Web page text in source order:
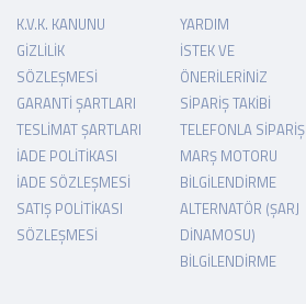
K.V.K. KANUNU
GIZLILIK
SÖZLEŞMESI
GARANTI ŞARTLARI
TESLIMAT ŞARTLARI
İADE POLITIKASI
İADE SÖZLEŞMESI
SATIŞ POLITIKASI
SÖZLEŞMESI
YARDIM
İSTEK VE
ÖNERILERINIZ
SIPARIŞ TAKIBI
TELEFONLA SIPARIŞ
MARŞ MOTORU
BILGILENDIRME
ALTERNATÖR (ŞARJ
DINAMOSU)
BILGILENDIRME